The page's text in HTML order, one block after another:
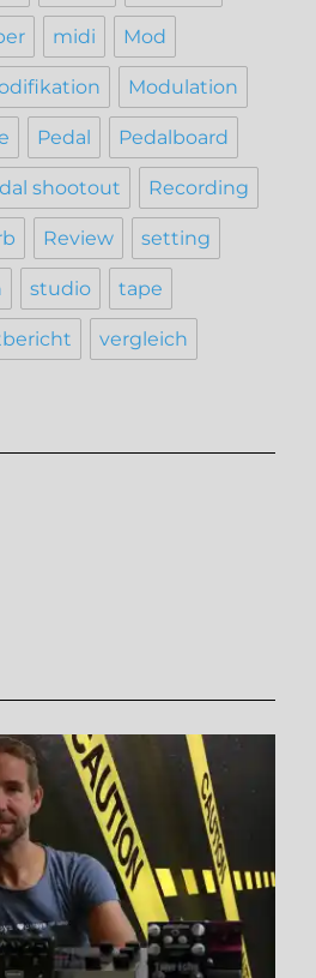
midi Mod
Modulation
Pedal Pedalboard
shootout Recording
Review setting
studio tape
vergleich